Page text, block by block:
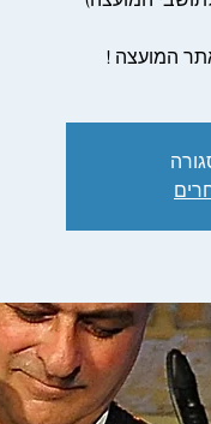
המועצה !